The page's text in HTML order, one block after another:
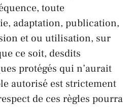
toute
adaptation, publication,
et ou utilisation, sur
ce soit, desdits
protégés qui n’aurait
autorisé est strictement
de ces règles pourra